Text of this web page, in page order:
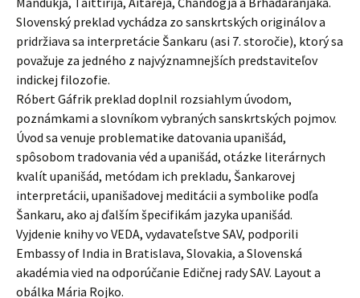
Slovenský preklad vychádza zo sanskrtských originálov a
pridržiava sa interpretácie Šankaru (asi 7. storočie), ktorý sa
považuje za jedného z najvýznamnejších predstaviteľov
indickej filozofie.
Róbert Gáfrik preklad doplnil rozsiahlym úvodom,
poznámkami a slovníkom vybraných sanskrtských pojmov.
Úvod sa venuje problematike datovania upanišád,
spôsobom tradovania véd a upanišád, otázke literárnych
kvalít upanišád, metódam ich prekladu, Šankarovej
interpretácii, upanišadovej meditácii a symbolike podľa
Šankaru, ako aj ďalším špecifikám jazyka upanišád.
Vyjdenie knihy vo VEDA, vydavateľstve SAV, podporili
Embassy of India in Bratislava, Slovakia, a Slovenská
akadémia vied na odporúčanie Edičnej rady SAV. Layout a
obálka Mária Rojko.